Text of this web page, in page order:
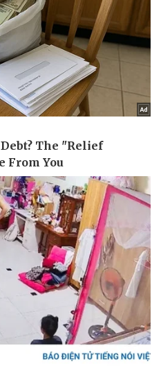
Công nghệ
Sành điệu
Tin Công nghệ
Trải nghiệm